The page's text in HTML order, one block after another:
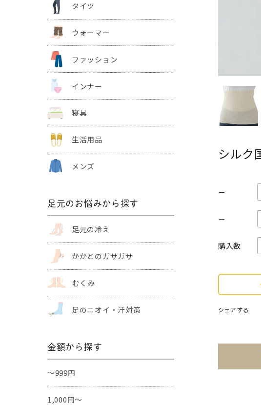
タイツ
ウォーマー
ファッション
インナー
寝具
生活用品
メンズ
足元のお悩みから探す
足元の冷え
かかとのガサガサ
むくみ
足のニオイ・ 汗対策
金額から探す
～999円
1,000円～
シルク
－
－
購入数
シェアする